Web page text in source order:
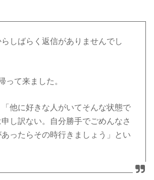
しばらく返信がありませんでし
って来ました。
他に好きな人がいてそんな状態で
し訳ない。自分勝手でごめんなさ
ったらその時行きましょう」とい